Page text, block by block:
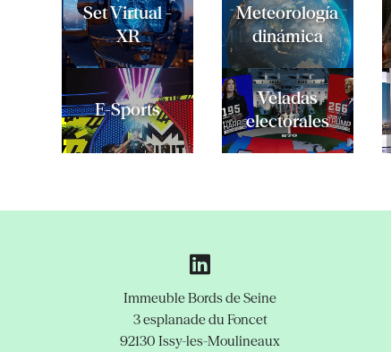
Set Virtual -
XR
Meteorología
dinámica
E-Sports
Veladas
electorales
Immeuble Bords de Seine
3 esplanade du Foncet
92130 Issy-les-Moulineaux